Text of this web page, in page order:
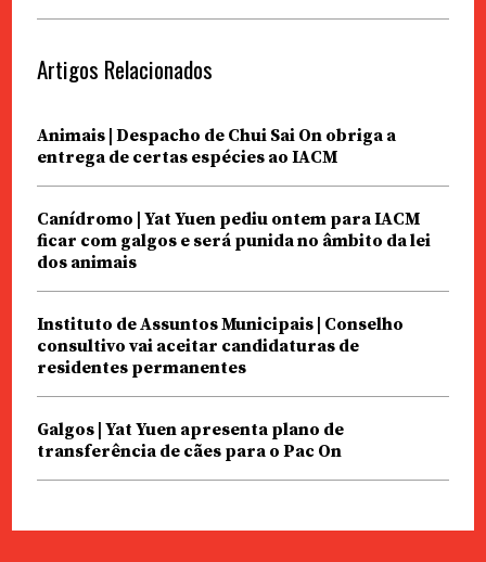
Artigos Relacionados
Animais | Despacho de Chui Sai On obriga a
entrega de certas espécies ao IACM
Canídromo | Yat Yuen pediu ontem para IACM
ficar com galgos e será punida no âmbito da lei
dos animais
Instituto de Assuntos Municipais | Conselho
consultivo vai aceitar candidaturas de
residentes permanentes
Galgos | Yat Yuen apresenta plano de
transferência de cães para o Pac On